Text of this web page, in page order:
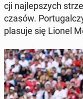
cji naj­lep­szych
czasów.
plasuje się Lionel